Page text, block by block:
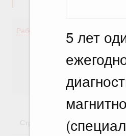
5 лет
Работа Правительства
Стратегии